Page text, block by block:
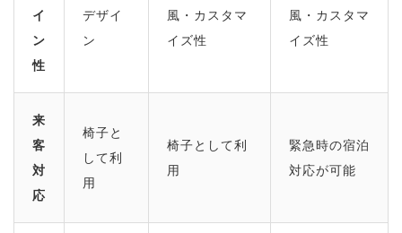
イ
ン
性
デザイ
ン
風・カスタマ
イズ性
風・カスタマ
イズ性
来
客
対
応
椅子と
して利
用
椅子として利
用
緊急時の宿泊
対応が可能